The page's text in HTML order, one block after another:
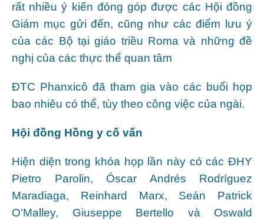
rất nhiều ý kiến đóng góp được các Hội đồng
Giám mục gửi đến, cũng như các điểm lưu ý
của các Bộ tại giáo triều Roma và những đề
nghị của các thực thể quan tâm
ĐTC Phanxicô đã tham gia vào các buổi họp
bao nhiêu có thể, tùy theo công việc của ngài.
Hội đồng Hồng y cố vấn
Hiện diện trong khóa họp lần này có các ĐHY
Pietro Parolin, Óscar Andrés Rodríguez
Maradiaga, Reinhard Marx, Seán Patrick
O’Malley, Giuseppe Bertello và Oswald